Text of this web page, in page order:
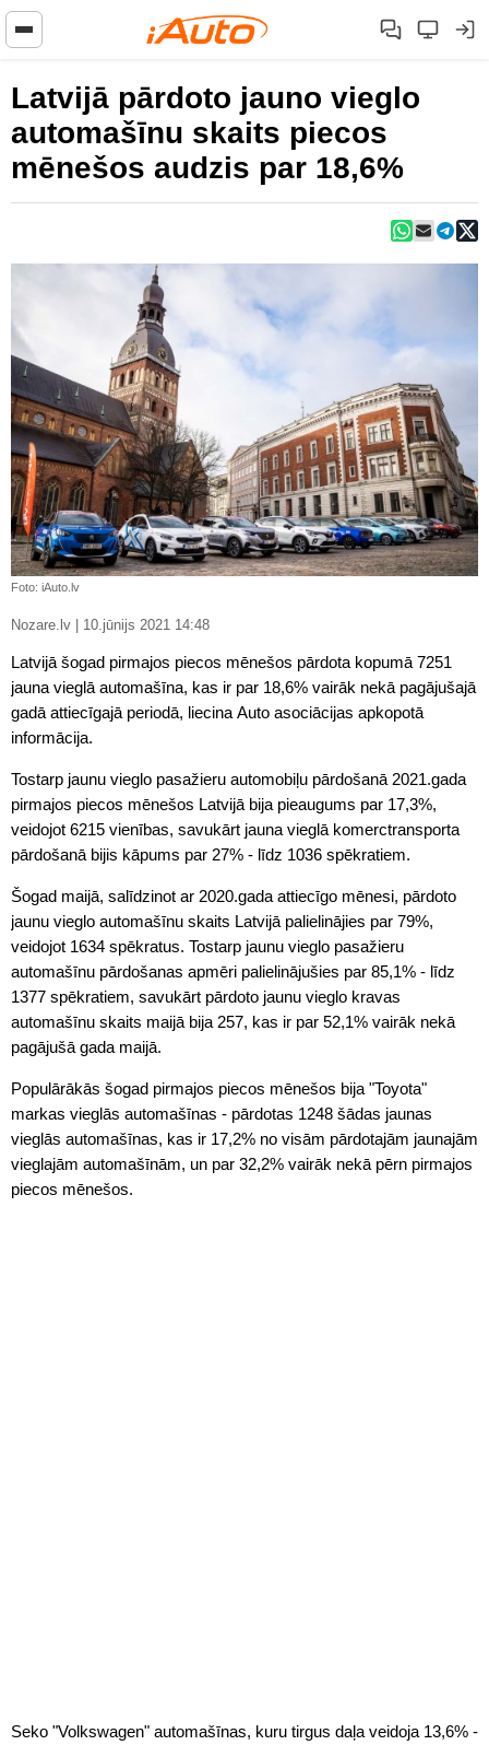
Latvijā pārdoto jauno vieglo
automašīnu skaits piecos
mēnešos audzis par 18,6%
Foto: iAuto.lv
Nozare.lv | 10.jūnijs 2021 14:48
Latvijā šogad pirmajos piecos mēnešos pārdota kopumā 7251
jauna vieglā automašīna, kas ir par 18,6% vairāk nekā pagājušajā
gadā attiecīgajā periodā, liecina Auto asociācijas apkopotā
informācija.
Tostarp jaunu vieglo pasažieru automobiļu pārdošanā 2021.gada
pirmajos piecos mēnešos Latvijā bija pieaugums par 17,3%,
veidojot 6215 vienības, savukārt jauna vieglā komerctransporta
pārdošanā bijis kāpums par 27% - līdz 1036 spēkratiem.
Šogad maijā, salīdzinot ar 2020.gada attiecīgo mēnesi, pārdoto
jaunu vieglo automašīnu skaits Latvijā palielinājies par 79%,
veidojot 1634 spēkratus. Tostarp jaunu vieglo pasažieru
automašīnu pārdošanas apmēri palielinājušies par 85,1% - līdz
1377 spēkratiem, savukārt pārdoto jaunu vieglo kravas
automašīnu skaits maijā bija 257, kas ir par 52,1% vairāk nekā
pagājušā gada maijā.
Populārākās šogad pirmajos piecos mēnešos bija "Toyota"
markas vieglās automašīnas - pārdotas 1248 šādas jaunas
vieglās automašīnas, kas ir 17,2% no visām pārdotajām jaunajām
vieglajām automašīnām, un par 32,2% vairāk nekā pērn pirmajos
piecos mēnešos.
Seko "Volkswagen" automašīnas, kuru tirgus daļa veidoja 13,6% -